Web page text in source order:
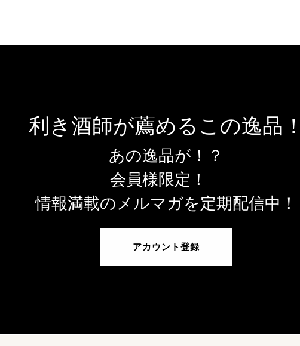
利き酒師が薦めるこの逸品
あの逸品が！？
会員様限定！
情報満載のメルマガを定期配信中！
アカウント登録